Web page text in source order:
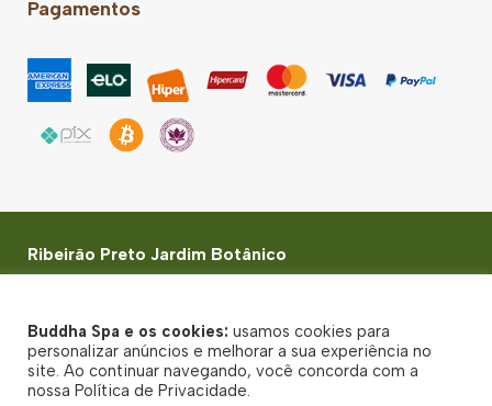
Pagamentos
Ribeirão Preto Jardim Botânico
© Buddha Spa 2026 - Todos direitos reservados
Política de Privacidade
Buddha Spa e os cookies: usamos cookies para
personalizar anúncios e melhorar a sua experiência no
site. Ao continuar navegando, você concorda com a
nossa Política de Privacidade.